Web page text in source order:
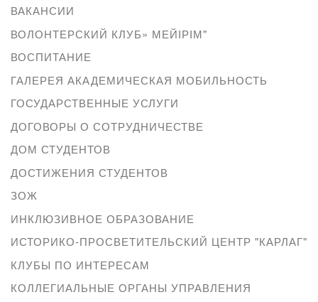
ВАКАНСИИ
ВОЛОНТЕРСКИЙ КЛУБ» МЕЙІРІМ"
ВОСПИТАНИЕ
ГАЛЕРЕЯ АКАДЕМИЧЕСКАЯ МОБИЛЬНОСТЬ
ГОСУДАРСТВЕННЫЕ УСЛУГИ
ДОГОВОРЫ О СОТРУДНИЧЕСТВЕ
ДОМ СТУДЕНТОВ
ДОСТИЖЕНИЯ СТУДЕНТОВ
ЗОЖ
ИНКЛЮЗИВНОЕ ОБРАЗОВАНИЕ
ИСТОРИКО-ПРОСВЕТИТЕЛЬСКИЙ ЦЕНТР "КАРЛАГ"
КЛУБЫ ПО ИНТЕРЕСАМ
КОЛЛЕГИАЛЬНЫЕ ОРГАНЫ УПРАВЛЕНИЯ